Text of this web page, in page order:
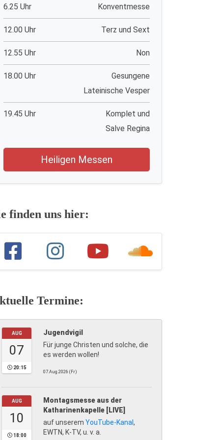
6.25 Uhr Konventmesse
12.00 Uhr Terz und Sext
12.55 Uhr Non
18.00 Uhr
Gesungene
Lateinische Vesper
19.45 Uhr
Komplet und
Salve Regina
Heiligen Messen
finden uns hier:
Termine:
AUG
07
20:15
Jugendvigil
Für junge Christen und solche, die
es werden wollen!
07.Aug.2026 (Fr)
AUG
10
18:00
Montagsmesse aus der
Katharinenkapelle [LIVE]
auf unserem YouTube-Kanal ,
EWTN, K-TV, u. v. a.